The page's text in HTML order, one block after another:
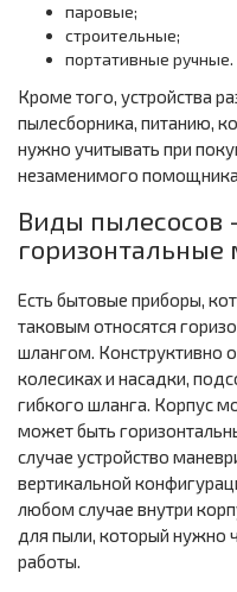
паровые;
строительные;
портативные ручные.
Кроме того, устройства
пылесборника, питанию,
нужно учитывать при
незаменимого
Виды пылесосов
горизонтальные
Есть бытовые приборы,
таковым относятся
шлангом. Конструктивно
колесиках и насадки,
гибкого шланга. Корпус
может быть
случае устройство
вертикальной
любом случае внутри
для пыли, который нужно
работы.